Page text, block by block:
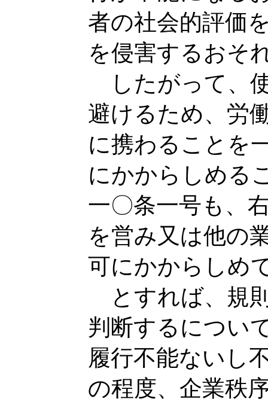
者の社会的評価
を侵害するおそ
したがって、
避けるため、労
に携わることを
にかからしめる
一〇条一号も、
を営み又は他の
可にかからしめ
とすれば、規
判断するについ
履行不能ないし
の程度、企業秩